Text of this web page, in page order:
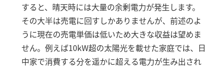
すると、晴天時には大量の余剰電力が発生します。
その大半は売電に回すしかありませんが、前述のよ
うに現在の売電単価は低いため大きな収益は望めま
せん。例えば10kW超の太陽光を載せた家庭では、日
中家で消費する分を遥かに超える電力が生み出され